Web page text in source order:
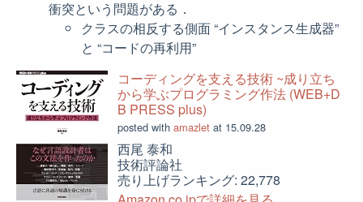
衝突という問題がある．
クラスの相反する側面 “インスタンス生成器”
と “コードの再利用”
コーディングを支える技術 ~成り立ち
から学ぶプログラミング作法 (WEB+D
B PRESS plus)
posted with amazlet at 15.09.28
西尾 泰和
技術評論社
売り上げランキング: 22,778